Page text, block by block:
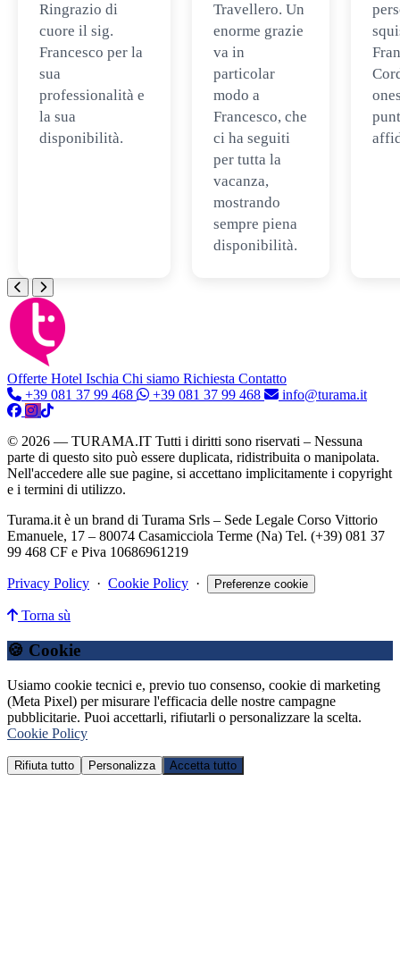
Ringrazio di
cuore il sig.
Francesco per la
sua
professionalità e
la sua
disponibilità.
Travellero. Un
enorme grazie
va in
particolar
modo a
Francesco, che
ci ha seguiti
per tutta la
vacanza,
mostrando
sempre piena
disponibilità.
Offerte Hotel Ischia Chi siamo Richiesta Contatto
+39 081 37 99 468
+39 081 37 99 468 info@turama.it
© 2026 — TURAMA.IT Tutti i diritti sono riservati – Nessuna
parte di questo sito può essere duplicata, ridistribuita o manipolata.
Nell'accedere alle sue pagine, si accettano implicitamente i copyright
e i termini di utilizzo.
Turama.it è un brand di Turama Srls – Sede Legale Corso Vittorio
Emanuele, 17 – 80074 Casamicciola Terme (Na) Tel. (+39) 081 37
99 468 CF e Piva 10686961219
Privacy Policy · Cookie Policy · Preferenze cookie
Torna sù
🍪 Cookie
Usiamo cookie tecnici e, previo tuo consenso, cookie di marketing
(Meta Pixel) per misurare l'efficacia delle nostre campagne
pubblicitarie. Puoi accettarli, rifiutarli o personalizzare la scelta.
Cookie Policy
Rifiuta tutto Personalizza Accetta tutto